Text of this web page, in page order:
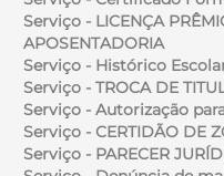
Serviço - LICENÇA
APOSENTADORIA
Serviço - Histórico
Serviço - TROCA DE
Serviço - Autorização
Serviço - CERTIDÃO DE
Serviço - PARECER